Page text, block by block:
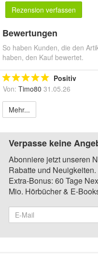
Rezension verfassen
Bewertungen
So haben Kunden, die den
haben, den Kauf bewertet.
Positiv
Von: Timo80 31.05.26
Mehr...
Verpasse keine
Abonniere jetzt unseren
Rabatte und Neuigkeiten.
Extra-Bonus: 60 Tage
Mio. Hörbücher & E-